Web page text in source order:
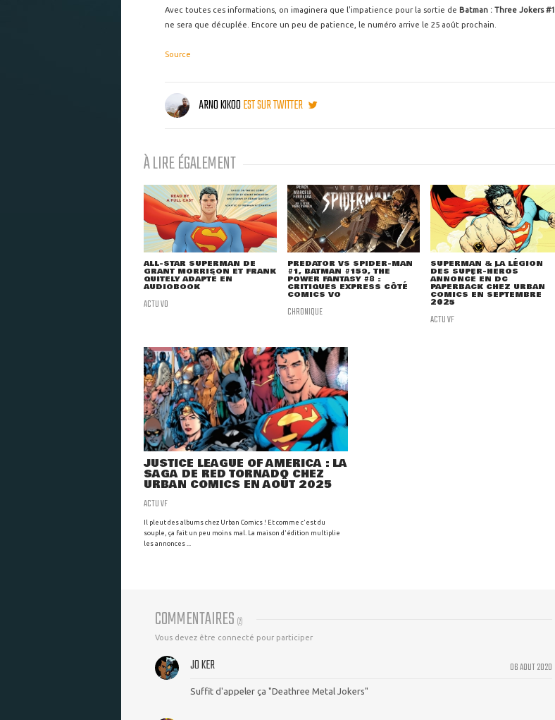
Avec toutes ces informations, on imaginera que l'impatience pour la sortie de Batman : Three Jokers #1
ne sera que décuplée. Encore un peu de patience, le numéro arrive le 25 août prochain.
Source
ARNO KIKOOEST SUR TWITTER
À LIRE ÉGALEMENT
ALL-STAR SUPERMAN DE
GRANT MORRISON ET FRANK
QUITELY ADAPTÉ EN
AUDIOBOOK
ACTU VO
PREDATOR VS SPIDER-MAN
#1, BATMAN #159, THE
POWER FANTASY #8 :
CRITIQUES EXPRESS CÔTÉ
COMICS VO
CHRONIQUE
SUPERMAN & LA LÉGION
DES SUPER-HÉROS
ANNONCÉ EN DC
PAPERBACK CHEZ URBAN
COMICS EN SEPTEMBRE
2025
ACTU VF
JUSTICE LEAGUE OF AMERICA : LA
SAGA DE RED TORNADO CHEZ
URBAN COMICS EN AOÛT 2025
ACTU VF
Il pleut des albums chez Urban Comics ! Et comme c'est du
souple, ça fait un peu moins mal. La maison d'édition multiplie
les annonces ...
COMMENTAIRES (2)
Vous devez être connecté pour participer
06 AOUT 2020
JO KER
Suffit d'appeler ça "Deathree Metal Jokers"